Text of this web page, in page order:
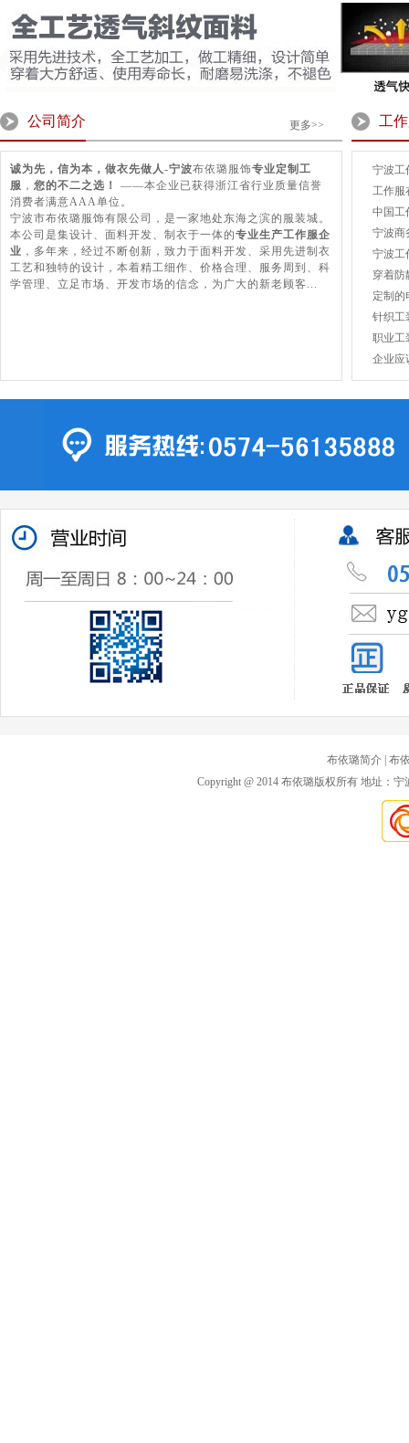
更多>>
公司简介
诚为先，信为本，做衣先做人-宁波布依璐服饰专业定制工
服 ， 您的不二之选！
——本企业已获得浙江省行业质量信誉
消费者满意AAA单位。
宁波市布依璐服饰有限公司，是一家地处东海之滨的服装城。
本公司是集设计、面料开发、制衣于一体的专业生产工作服企
业 ，多年来，经过不断创新，致力于面料开发、采用先进制衣
工艺和独特的设计，本着精工细作、价格合理、服务周到、科
学管理、立足市场、开发市场的信念，为广大的新老顾客...
工
宁波工
工作服
中国工
宁波商
宁波工
穿着防
定制的
针织工
职业工
企业应
布依璐简介 | 布
Copyright @ 2014 布依璐版权所有 地址